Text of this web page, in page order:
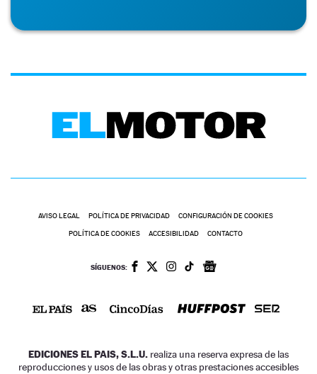
AVISO LEGAL POLÍTICA DE PRIVACIDAD CONFIGURACIÓN DE COOKIES
POLÍTICA DE COOKIES ACCESIBILIDAD CONTACTO
SÍGUENOS:
EDICIONES EL PAIS, S.L.U. realiza una reserva expresa de las
reproducciones y usos de las obras y otras prestaciones accesibles